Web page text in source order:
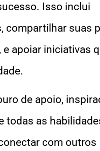
Isso inclui
compartilhar suas
apoiar iniciativas
de apoio,
todas as
com outros